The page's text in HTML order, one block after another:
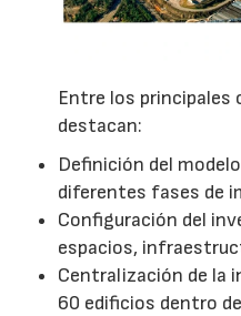
Entre los
destacan:
Definición del
diferentes fases de
Configuración del
espacios,
Centralización de la
60 edificios dentro